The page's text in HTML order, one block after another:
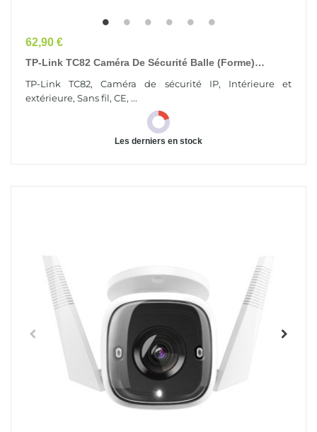
Prix
62,90 €
TP-Link TC82 Caméra De Sécurité Balle (forme)
TP-Link TC82, Caméra de sécurité IP, Intérieure et
extérieure, Sans fil, CE, ...
Les derniers en stock